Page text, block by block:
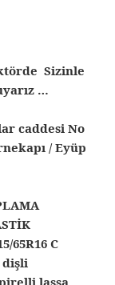
Sizinle
…
caddesi No
/ Eyüp
65R16 C
dişli
lassa